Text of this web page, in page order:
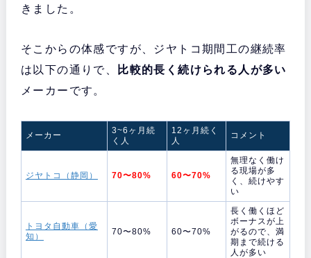
きました。
そこからの体感ですが、ジヤトコ期間工の継続率
は以下の通りで、
比較的長く続けられる人が多い
メーカーです。
メーカー
3~6ヶ月続
く人
12ヶ月続く
人
コメント
ジヤトコ（静岡） 70〜80% 60〜70%
無理なく働け
る現場が多
く、続けやす
い
トヨタ自動車（愛
知）
70〜80% 60〜70%
長く働くほど
ボーナスが上
がるので、満
期まで続ける
人が多い